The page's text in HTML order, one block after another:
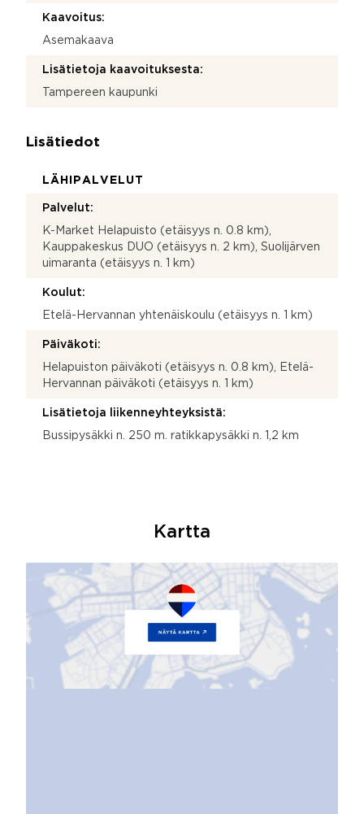
Kaavoitus:
Asemakaava
Lisätietoja kaavoituksesta:
Tampereen kaupunki
Lisätiedot
LÄHIPALVELUT
Palvelut:
K-Market Helapuisto (etäisyys n. 0.8 km),
Kauppakeskus DUO (etäisyys n. 2 km), Suolijärven
uimaranta (etäisyys n. 1 km)
Koulut:
Etelä-Hervannan yhtenäiskoulu (etäisyys n. 1 km)
Päiväkoti:
Helapuiston päiväkoti (etäisyys n. 0.8 km), Etelä-
Hervannan päiväkoti (etäisyys n. 1 km)
Lisätietoja liikenneyhteyksistä:
Bussipysäkki n. 250 m. ratikkapysäkki n. 1,2 km
Kartta